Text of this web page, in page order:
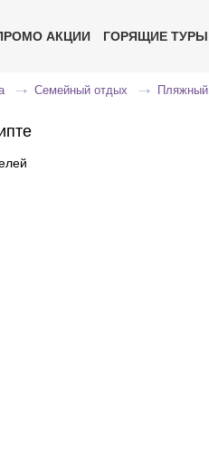
АКЦИИ ГОРЯЩИЕ ТУРЫ
Семейный отдых Пляжный